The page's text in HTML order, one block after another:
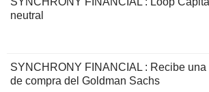
neutral
SYNCHRONY FINANCIAL : Recibe
de compra del Goldman Sachs